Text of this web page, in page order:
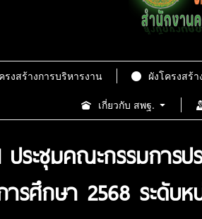
รงสร้างการบริหารงาน ผังโครงสร้
เกี่ยวกับ สพฐ.
ระชุมคณะกรรมการป
ารศึกษา 2568 ระดับ